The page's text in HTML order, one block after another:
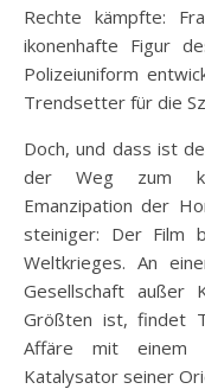
Rechte kämpfte:
ikonenhafte Figur
Polizeiuniform
Trendsetter für die
Doch, und dass ist
der Weg zum
Emanzipation der
steiniger: Der Film
Weltkrieges. An
Gesellschaft
Größten ist, findet
Affäre mit einem
Katalysator seiner